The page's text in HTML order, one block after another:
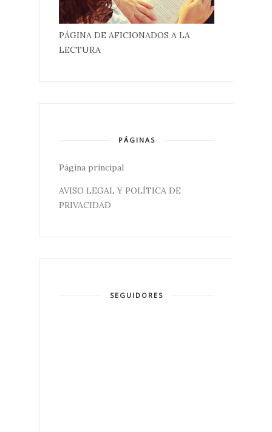
PÁGINA DE AFICIONADOS A LA
LECTURA
PÁGINAS
Página principal
AVISO LEGAL Y POLÍTICA DE
PRIVACIDAD
SEGUIDORES